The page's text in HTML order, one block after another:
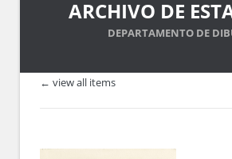
ARCHIVO DE
DEPARTAMENTO DE
← view all items